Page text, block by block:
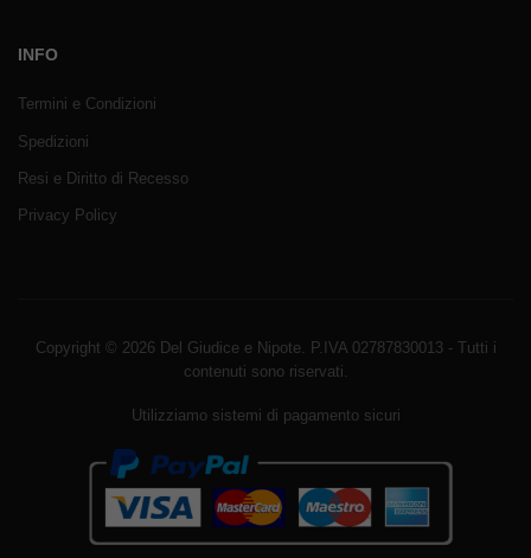
INFO
Termini e Condizioni
Spedizioni
Resi e Diritto di Recesso
Privacy Policy
Copyright © 2026 Del Giudice e Nipote. P.IVA 02787830013 - Tutti i
contenuti sono riservati.
Utilizziamo sistemi di pagamento sicuri